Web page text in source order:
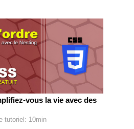
vous la vie avec des
tutoriel: 10min